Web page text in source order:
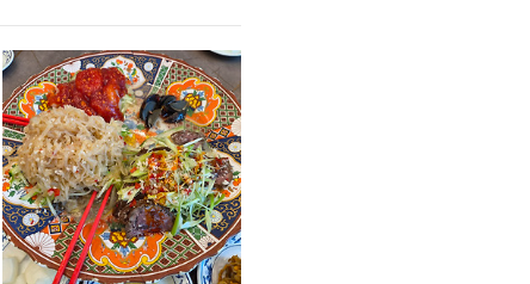
바로 조리해 주는 집이라 현지
인들에게 아주 인기 있는 집입
니다.작년 연말에도 들렸었고 4
월에는 양가가 주원이 데리고도
들렸던 집입니다. 강릉 남항진
항에 있는 어촌식당은 망치탕으
로 이름난 집입니다.이 집 손님
들 대부분이 망치탕을 찾는 손
님들이고 망치탕 외에 복탕과
동태탕, 그리고 가자미 회무침